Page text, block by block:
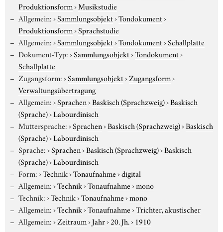
Produktionsform›Musikstudie
Allgemein:›Sammlungsobjekt›Tondokument›
Produktionsform›Sprachstudie
Allgemein:›Sammlungsobjekt›Tondokument›Schallplatte
Dokument-Typ:›Sammlungsobjekt›Tondokument›
Schallplatte
Zugangsform:›Sammlungsobjekt›Zugangsform›
Verwaltungsübertragung
Allgemein:›Sprachen›Baskisch (Sprachzweig)›Baskisch
(Sprache)›Labourdinisch
Muttersprache:›Sprachen›Baskisch (Sprachzweig)›Baskisch
(Sprache)›Labourdinisch
Sprache:›Sprachen›Baskisch (Sprachzweig)›Baskisch
(Sprache)›Labourdinisch
Form:›Technik›Tonaufnahme›digital
Allgemein:›Technik›Tonaufnahme›mono
Technik:›Technik›Tonaufnahme›mono
Allgemein:›Technik›Tonaufnahme›Trichter, akustischer
Allgemein:›Zeitraum›Jahr›20. Jh.› 1910